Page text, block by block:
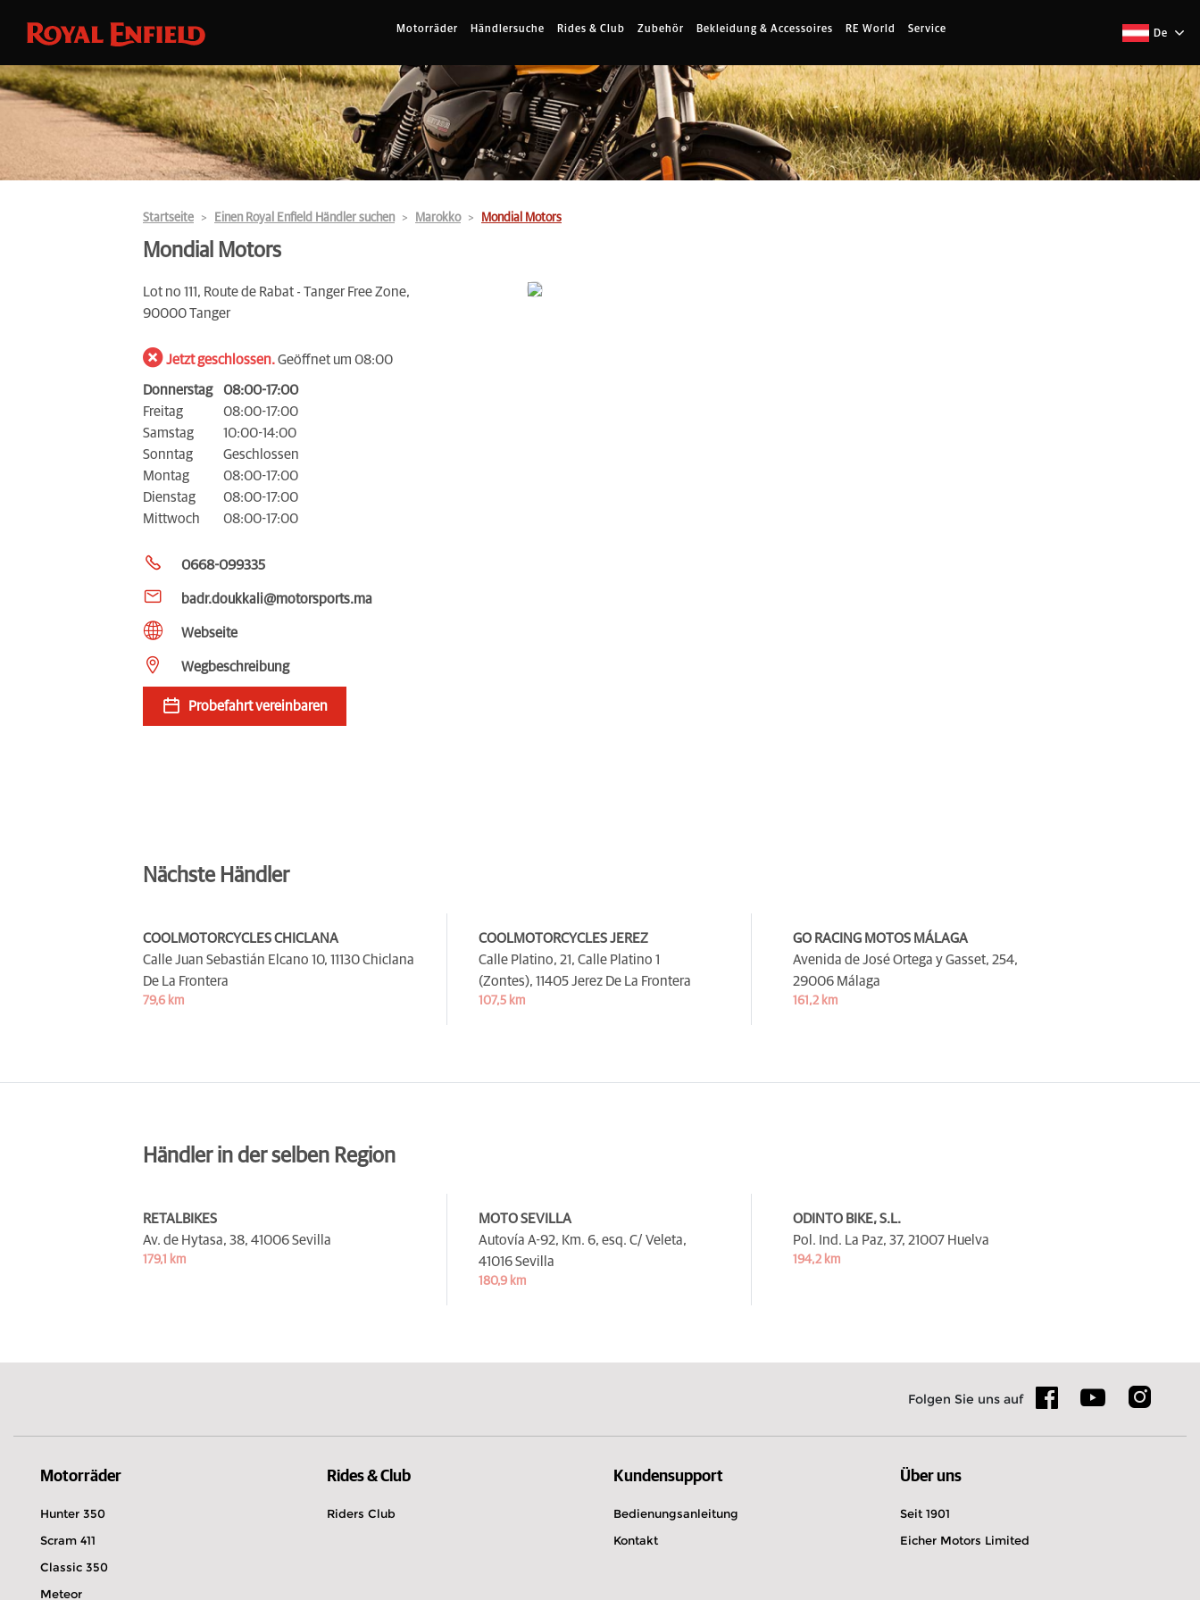
Motorräder Händlersuche Rides & Club Zubehör Bekleidung & Accessoires RE World Service De
Startseite Einen Royal Enfield Händler suchen Marokko Mondial Motors
Mondial Motors
Lot no 111, Route de Rabat - Tanger Free Zone,
90000 Tanger
Jetzt geschlossen.Geöffnet um 08:00
Donnerstag
08:00-17:00
Freitag
08:00-17:00
Samstag
10:00-14:00
Sonntag
Geschlossen
Montag
08:00-17:00
Dienstag
08:00-17:00
Mittwoch
08:00-17:00
0668-099335
badr.doukkali@motorsports.ma
Webseite
Wegbeschreibung
Probefahrt vereinbaren
Nächste Händler
COOLMOTORCYCLES CHICLANA
Calle Juan Sebastián Elcano 10, 11130 Chiclana
De La Frontera
79,6 km
COOLMOTORCYCLES JEREZ
Calle Platino, 21, Calle Platino 1
(Zontes), 11405 Jerez De La Frontera
107,5 km
GO RACING MOTOS MÁLAGA
Avenida de José Ortega y Gasset, 254,
29006 Málaga
161,2 km
Händler in der selben Region
RETALBIKES
Av. de Hytasa, 38, 41006 Sevilla
179,1 km
MOTO SEVILLA
Autovía A-92, Km. 6, esq. C/ Veleta,
41016 Sevilla
180,9 km
ODINTO BIKE, S.L.
Pol. Ind. La Paz, 37, 21007 Huelva
194,2 km
Folgen Sie uns auf
Motorräder
Hunter 350
Scram 411
Classic 350
Meteor
Rides & Club
Riders Club
Kundensupport
Bedienungsanleitung
Kontakt
Über uns
Seit 1901
Eicher Motors Limited